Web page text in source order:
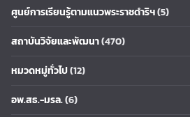
ศูนย์การเรียนรู้ตามแนวพระราชดำริฯ(5)
สถาบันวิจัยและพัฒนา(470)
หมวดหมู่ทั่วไป(12)
อพ.สธ.-มรล.(6)